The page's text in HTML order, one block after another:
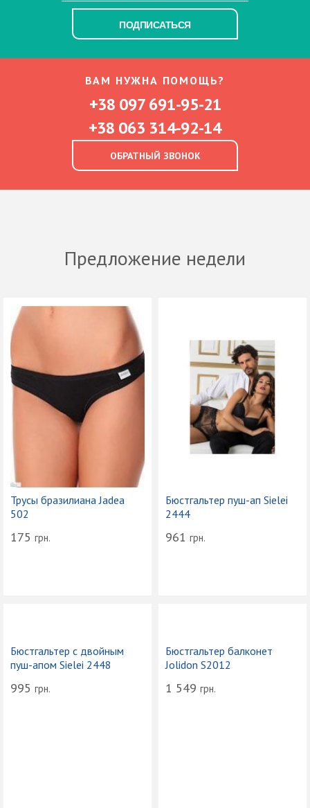
ПОДПИСАТЬСЯ
ВАМ НУЖНА ПОМОЩЬ?
+38 097 691-95-21
+38 063 314-92-14
ОБРАТНЫЙ ЗВОНОК
Предложение недели
Трусы бразилиана Jadea
502
175 грн.
Бюстгальтер пуш-ап Sielei
2444
961 грн.
Бюстгальтер с двойным
пуш-апом Sielei 2448
995 грн.
Бюстгальтер балконет
Jolidon S2012
1 549 грн.